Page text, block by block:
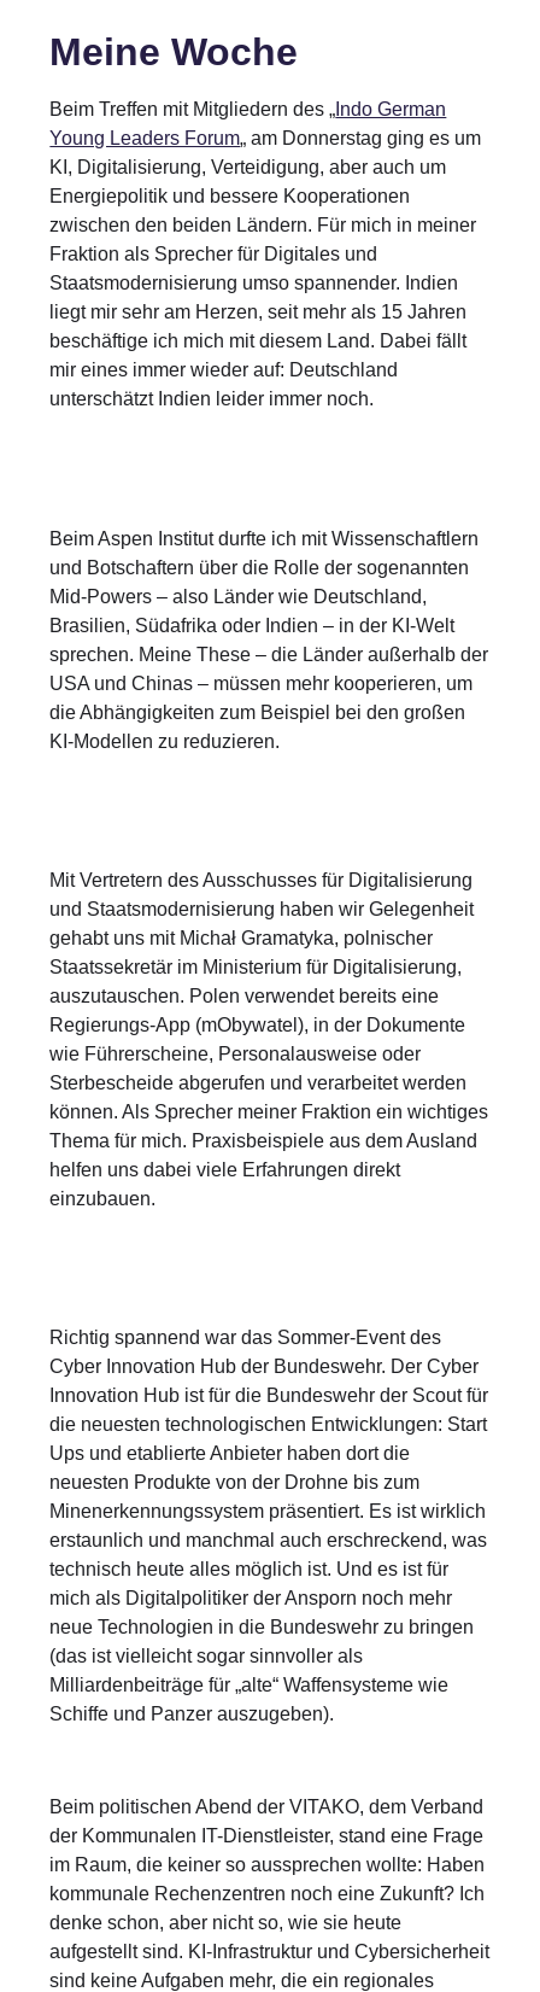
Meine Woche
Beim Treffen mit Mitgliedern des„ Indo German
Young Leaders Forum„ am Donnerstag ging es um
KI, Digitalisierung, Verteidigung, aber auch um
Energiepolitik und bessere Kooperationen
zwischen den beiden Ländern. Für mich in meiner
Fraktion als Sprecher für Digitales und
Staatsmodernisierung umso spannender. Indien
liegt mir sehr am Herzen, seit mehr als 15 Jahren
beschäftige ich mich mit diesem Land. Dabei fällt
mir eines immer wieder auf: Deutschland
unterschätzt Indien leider immer noch.
Beim Aspen Institut durfte ich mit Wissenschaftlern
und Botschaftern über die Rolle der sogenannten
Mid-Powers – also Länder wie Deutschland,
Brasilien, Südafrika oder Indien – in der KI-Welt
sprechen. Meine These – die Länder außerhalb der
USA und Chinas – müssen mehr kooperieren, um
die Abhängigkeiten zum Beispiel bei den großen
KI-Modellen zu reduzieren.
Mit Vertretern des Ausschusses für Digitalisierung
und Staatsmodernisierung haben wir Gelegenheit
gehabt uns mit Michał Gramatyka, polnischer
Staatssekretär im Ministerium für Digitalisierung,
auszutauschen. Polen verwendet bereits eine
Regierungs-App (mObywatel), in der Dokumente
wie Führerscheine, Personalausweise oder
Sterbescheide abgerufen und verarbeitet werden
können. Als Sprecher meiner Fraktion ein wichtiges
Thema für mich. Praxisbeispiele aus dem Ausland
helfen uns dabei viele Erfahrungen direkt
einzubauen.
Richtig spannend war das Sommer-Event des
Cyber Innovation Hub der Bundeswehr. Der Cyber
Innovation Hub ist für die Bundeswehr der Scout für
die neuesten technologischen Entwicklungen: Start
Ups und etablierte Anbieter haben dort die
neuesten Produkte von der Drohne bis zum
Minenerkennungssystem präsentiert. Es ist wirklich
erstaunlich und manchmal auch erschreckend, was
technisch heute alles möglich ist. Und es ist für
mich als Digitalpolitiker der Ansporn noch mehr
neue Technologien in die Bundeswehr zu bringen
(das ist vielleicht sogar sinnvoller als
Milliardenbeiträge für „alte“ Waffensysteme wie
Schiffe und Panzer auszugeben).
Beim politischen Abend der VITAKO, dem Verband
der Kommunalen IT-Dienstleister, stand eine Frage
im Raum, die keiner so aussprechen wollte: Haben
kommunale Rechenzentren noch eine Zukunft? Ich
denke schon, aber nicht so, wie sie heute
aufgestellt sind. KI-Infrastruktur und Cybersicherheit
sind keine Aufgaben mehr, die ein regionales